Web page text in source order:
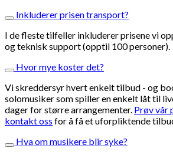
Inkluderer prisen transport?
I de fleste tilfeller inkluderer prisene vi
og teknisk support (opptil 100 personer).
Hvor mye koster det?
Vi skreddersyr hvert enkelt tilbud - og
solomusiker som spiller en enkelt låt til
dager for større arrangementer. Prøv vår
kontakt oss for å få et uforpliktende
Hva om musikere blir syke?